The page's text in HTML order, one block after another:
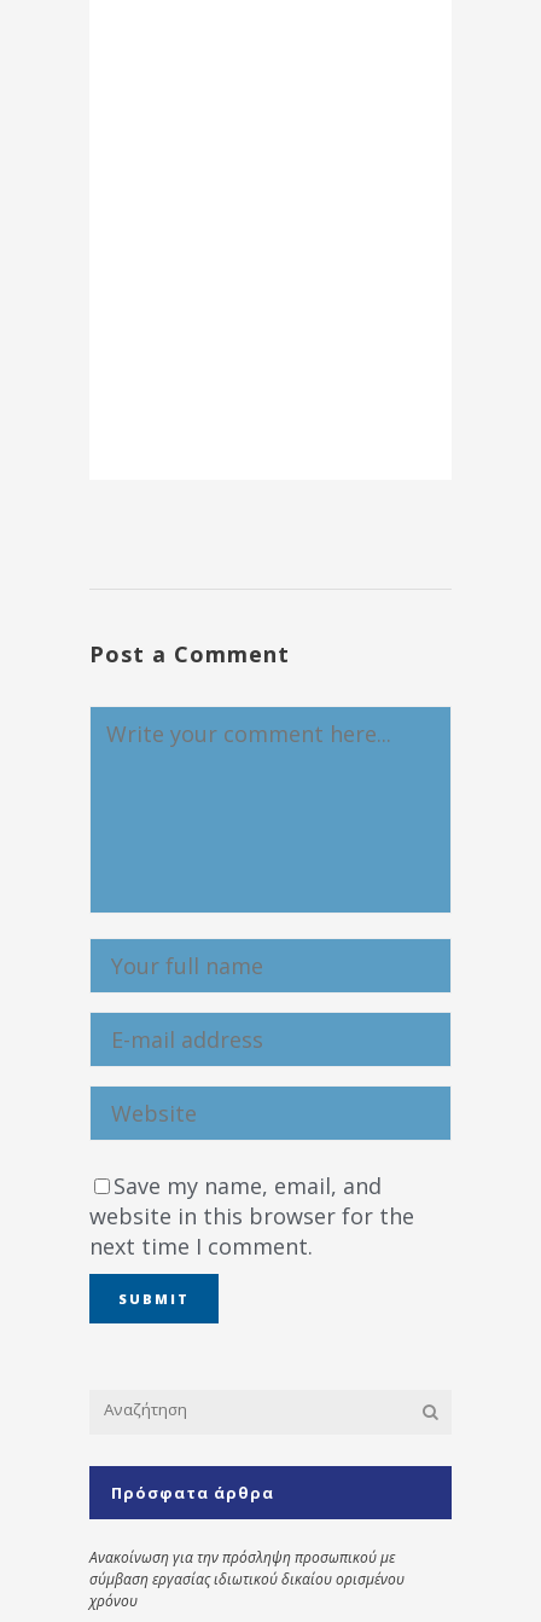
Post a Comment
Save my name, email, and
website in this browser for the
next time I comment.
Πρόσφατα άρθρα
Ανακοίνωση για την πρόσληψη προσωπικού με
σύμβαση εργασίας ιδιωτικού δικαίου ορισμένου
χρόνου